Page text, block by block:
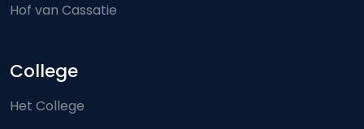
Hof van Cassatie
College
Het College